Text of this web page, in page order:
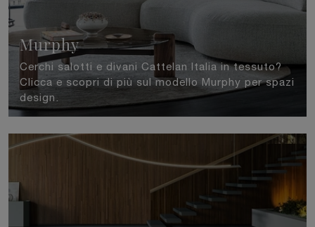
Murphy
Cerchi salotti e divani Cattelan Italia in tessuto?
Clicca e scopri di più sul modello Murphy per spazi
design.